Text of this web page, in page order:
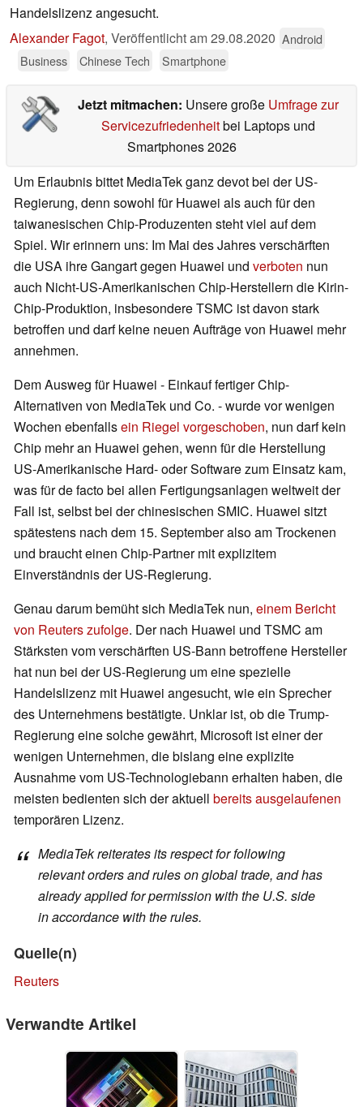
Handelslizenz angesucht.
Alexander Fagot, Veröffentlicht am29.08.2020 Android
Business
Chinese Tech Smartphone
Jetzt mitmachen: Unsere große Umfrage zur
Servicezufriedenheitbei Laptops und
Smartphones 2026
Um Erlaubnis bittet MediaTek ganz devot bei der US-
Regierung, denn sowohl für Huawei als auch für den
taiwanesischen Chip-Produzenten steht viel auf dem
Spiel. Wir erinnern uns: Im Mai des Jahres verschärften
die USA ihre Gangart gegen Huawei und verboten nun
auch Nicht-US-Amerikanischen Chip-Herstellern die Kirin-
Chip-Produktion, insbesondere TSMC ist davon stark
betroffen und darf keine neuen Aufträge von Huawei mehr
annehmen.
Dem Ausweg für Huawei - Einkauf fertiger Chip-
Alternativen von MediaTek und Co. - wurde vor wenigen
Wochen ebenfallsein Riegel vorgeschoben, nun darf kein
Chip mehr an Huawei gehen, wenn für die Herstellung
US-Amerikanische Hard- oder Software zum Einsatz kam,
was für de facto bei allen Fertigungsanlagen weltweit der
Fall ist, selbst bei der chinesischen SMIC. Huawei sitzt
spätestens nach dem 15. September also am Trockenen
und braucht einen Chip-Partner mit explizitem
Einverständnis der US-Regierung.
Genau darum bemüht sich MediaTek nun, einem Bericht
von Reuters zufolge. Der nach Huawei und TSMC am
Stärksten vom verschärften US-Bann betroffene Hersteller
hat nun bei der US-Regierung um eine spezielle
Handelslizenz mit Huawei angesucht, wie ein Sprecher
des Unternehmens bestätigte. Unklar ist, ob die Trump-
Regierung eine solche gewährt, Microsoft ist einer der
wenigen Unternehmen, die bislang eine explizite
Ausnahme vom US-Technologiebann erhalten haben, die
meisten bedienten sich der aktuell bereits ausgelaufenen
temporären Lizenz.
MediaTek reiterates its respect for following
relevant orders and rules on global trade, and has
already applied for permission with the U.S. side
in accordance with the rules.
Quelle(n)
Reuters
Verwandte Artikel